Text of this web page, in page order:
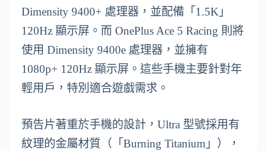
Dimensity 9400+ 處理器，並配備「1.5K」
120Hz 顯示屏。而 OnePlus Ace 5 Racing 則將
使用 Dimensity 9400e 處理器，並擁有
1080p+ 120Hz 顯示屏。這些手機主要針對年
輕用戶，特別適合遊戲需求。
預告片著重於手機的設計，Ultra 型號採用有
紋理的金屬材質（「Burning Titanium」），